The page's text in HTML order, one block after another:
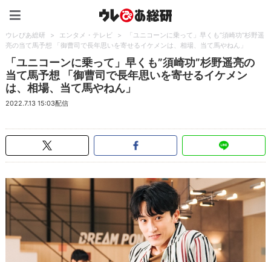
ウレぴあ総研 > エンタメ・テレビ >
「ユニコーンに乗って」早くも”須崎功”杉野遥
亮の当て馬予想 「御曹司で長年思いを寄せるイケメンは、相場、当て馬やねん」
「ユニコーンに乗って」早くも”須崎功”杉野遥亮の
当て馬予想 「御曹司で長年思いを寄せるイケメン
は、相場、当て馬やねん」
2022.7.13 15:03配信